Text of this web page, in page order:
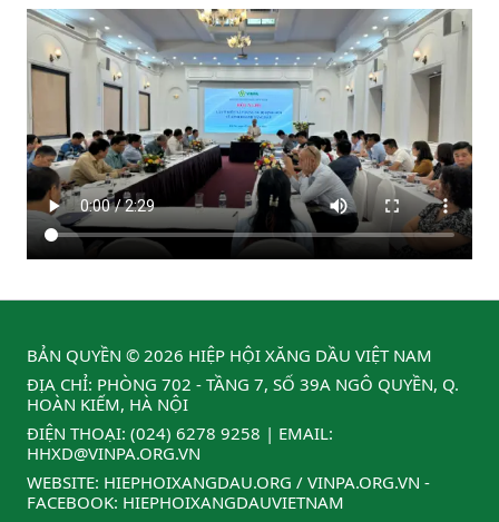
BẢN QUYỀN © 2026 HIỆP HỘI XĂNG DẦU VIỆT NAM
ĐỊA CHỈ: PHÒNG 702 - TẦNG 7, SỐ 39A NGÔ QUYỀN, Q.
HOÀN KIẾM, HÀ NỘI
ĐIỆN THOẠI: (024) 6278 9258 | EMAIL:
HHXD@VINPA.ORG.VN
WEBSITE: HIEPHOIXANGDAU.ORG / VINPA.ORG.VN -
FACEBOOK: HIEPHOIXANGDAUVIETNAM